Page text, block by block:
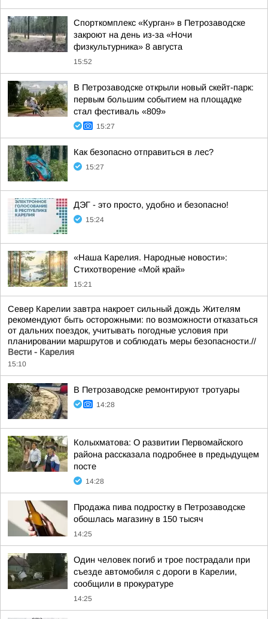
Спорткомплекс «Курган» в Петрозаводске
закроют на день из-за «Ночи
физкультурника» 8 августа
15:52
В Петрозаводске открыли новый скейт-парк:
первым большим событием на площадке
стал фестиваль «809»
15:27
Как безопасно отправиться в лес?
15:27
ДЭГ - это просто, удобно и безопасно!
15:24
«Наша Карелия. Народные новости»:
Стихотворение «Мой край»
15:21
Север Карелии завтра накроет сильный дождь Жителям
рекомендуют быть осторожными: по возможности отказаться
от дальних поездок, учитывать погодные условия при
планировании маршрутов и соблюдать меры безопасности.//
Вести - Карелия
15:10
В Петрозаводске ремонтируют тротуары
14:28
Колыхматова: О развитии Первомайского
района рассказала подробнее в предыдущем
посте
14:28
Продажа пива подростку в Петрозаводске
обошлась магазину в 150 тысяч
14:25
Один человек погиб и трое пострадали при
съезде автомобиля с дороги в Карелии,
сообщили в прокуратуре
14:25